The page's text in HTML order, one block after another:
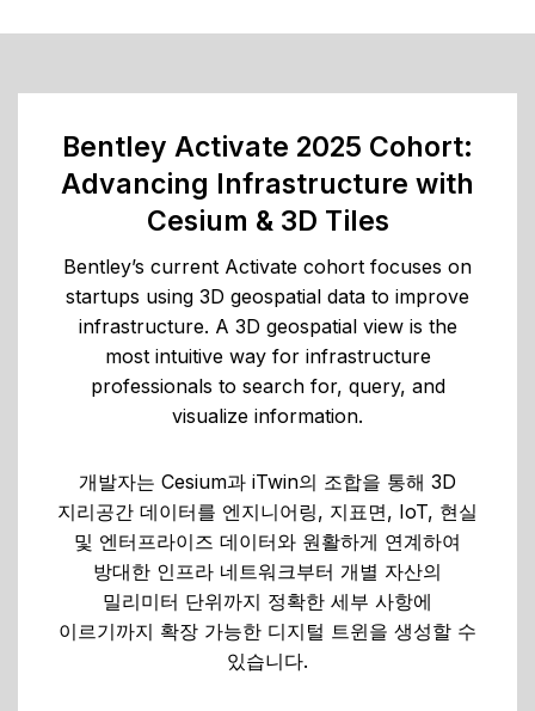
Bentley Activate 2025 Cohort:
Advancing Infrastructure with
Cesium & 3D Tiles
Bentley’s current Activate cohort focuses on
startups using 3D geospatial data to improve
infrastructure. A 3D geospatial view is the
most intuitive way for infrastructure
professionals to search for, query, and
visualize information.
개발자는 Cesium과 iTwin의 조합을 통해 3D
지리공간 데이터를 엔지니어링, 지표면, IoT, 현실
및 엔터프라이즈 데이터와 원활하게 연계하여
방대한 인프라 네트워크부터 개별 자산의
밀리미터 단위까지 정확한 세부 사항에
이르기까지 확장 가능한 디지털 트윈을 생성할 수
있습니다.